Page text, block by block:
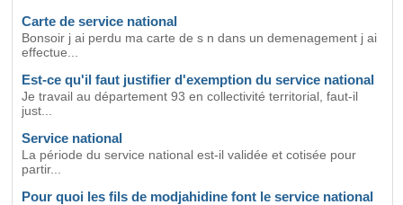
Carte de service national
Bonsoir j ai perdu ma carte de s n dans un demenagement j ai
effectue...
Est-ce qu'il faut justifier d'exemption du service national
Je travail au département 93 en collectivité territorial, faut-il
just...
Service national
La période du service national est-il validée et cotisée pour
partir...
Pour quoi les fils de modjahidine font le service national